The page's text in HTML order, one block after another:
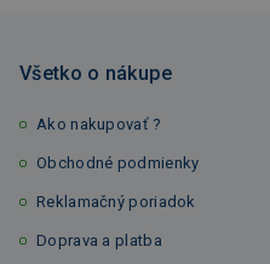
Všetko o nákupe
Ako nakupovať ?
Obchodné podmienky
Reklamačný poriadok
Doprava a platba